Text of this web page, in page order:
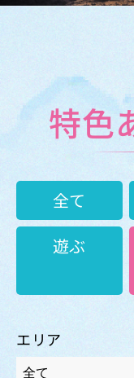
特色
全て
遊ぶ
エリア